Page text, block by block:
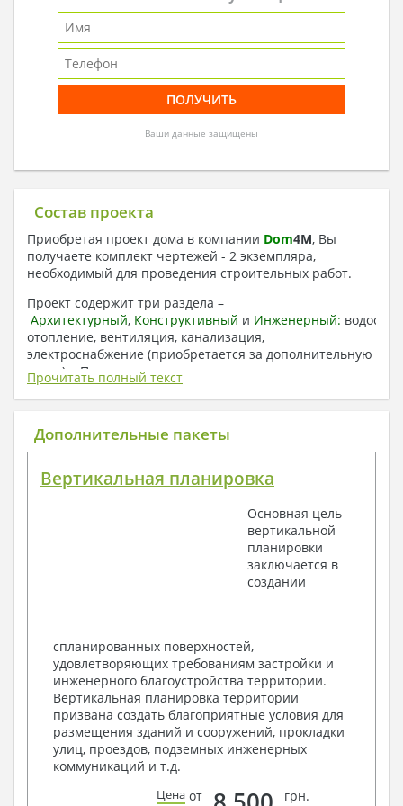
Ваши данные защищены
Состав проекта
Приобретая проект дома в компании Dom4M, Вы
получаете комплект чертежей - 2 экземпляра,
необходимый для проведения строительных работ.
Проект содержит три раздела –
Архитектурный, Конструктивный и Инженерный:
отопление, вентиляция, канализация,
электроснабжение (приобретается за дополнительную
плату) + Пояснительная записка.
1. Архитектурный раздел:
Общие данные по проекту
Поэтажные маркировочные планы с
Разрезы и состав конструкций
Фасады с ведомостью внешних отделок
Элементы проемов – спецификация
Ведомость перемычек – сечения и
Архитектурные узлы в конструкциях
2. Конструктивный раздел:
Общие данные по проекту
Схемы расположения и расчеты фундаментов
Элементы каркаса – схемы расположения
Схема расположения перекрытий
Опоры перекрытия на стены или Узлы
Прочитать полный текст
Дополнительные пакеты
Вертикальная планировка
Основная цель
вертикальной
планировки
заключается в
создании
спланированных поверхностей,
удовлетворяющих требованиям застройки и
инженерного благоустройства территории.
Вертикальная планировка территории
призвана создать благоприятные условия для
размещения зданий и сооружений, прокладки
улиц, проездов, подземных инженерных
коммуникаций и т.д.
Цена от грн.